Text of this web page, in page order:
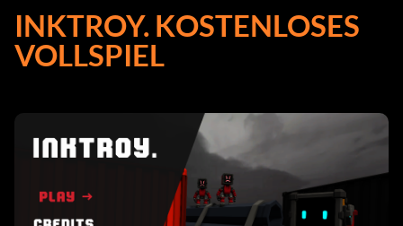
INKTROY. KOSTENLOSES
VOLLSPIEL